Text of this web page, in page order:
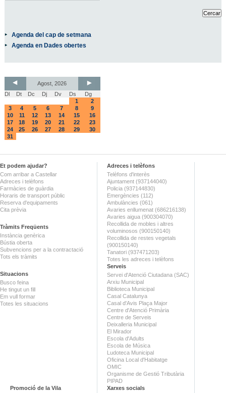
Agenda del cap de setmana
Agenda en Dades obertes
Agost, 2026
Dl
Dt Dc Dj Dv Ds
Dg
1
2
3
4 5 6 7 8
9
10
11 12 13 14 15
16
17
18 19 20 21 22
23
24
25 26 27 28 29
30
31
Et podem ajudar?
Com arribar a Castellar
Adreces i telèfons
Farmàcies de guàrdia
Horaris de transport públic
Reserva d'equipaments
Cita prèvia
Tràmits Freqüents
Instància genèrica
Bústia oberta
Subvencions per a la contractació
Tots els tràmits
Situacions
Busco feina
He tingut un fill
Em vull formar
Totes les situacions
Adreces i telèfons
Telèfons d'interès
Ajuntament (937144040)
Policia (937144830)
Emergències (112)
Ambulàncies (061)
Avaries enllumenat (686216138)
Avaries aigua (900304070)
Recollida de mobles i altres
voluminosos (900150140)
Recollida de restes vegetals
(900150140)
Tanatori (937471203)
Totes les adreces i telèfons
Serveis
Servei d'Atenció Ciutadana (SAC)
Arxiu Municipal
Biblioteca Municipal
Casal Catalunya
Casal d'Avis Plaça Major
Centre d'Atenció Primària
Centre de Serveis
Deixalleria Municipal
El Mirador
Escola d'Adults
Escola de Música
Ludoteca Municipal
Oficina Local d'Habitatge
OMIC
Organisme de Gestió Tributària
PIPAD
Promoció de la Vila
Xarxes socials